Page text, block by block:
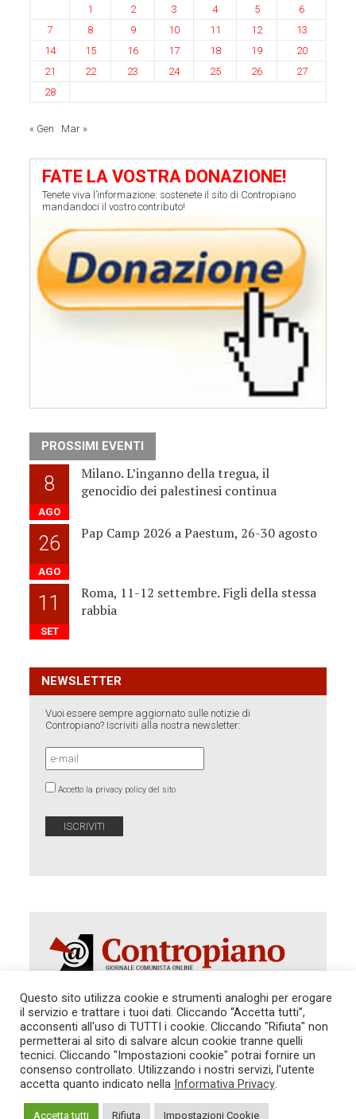
1 2 3 4 5
6
7
8 9 10 11 12
13
14
15 16 17 18 19
20
21
22 23 24 25 26
27
28
« Gen Mar »
FATE LA VOSTRA DONAZIONE!
Tenete viva l’informazione: sostenete il sito di Contropiano
mandandoci il vostro contributo!
PROSSIMI EVENTI
8
AGO
Milano. L’inganno della tregua, il
genocidio dei palestinesi continua
26
AGO
Pap Camp 2026 a Paestum, 26-30 agosto
11
SET
Roma, 11-12 settembre. Figli della stessa
rabbia
NEWSLETTER
Vuoi essere sempre aggiornato sulle notizie di
Contropiano? Iscriviti alla nostra newsletter:
Accetto la privacy policy del sito
Autorizzazione del Tribunale di Roma 286 del 31
dicembre 2014. Direttore Responsabile: Sergio
Cararo. Indirizzo: V.Casalbruciato 27- sc. B - 00159
Roma -
Tel. 06.640.122.19 -redazione@contropiano.org
TG CONTROPIANO
LINK CONSIGLIATI
Questo sito utilizza cookie e strumenti analoghi per erogare
il servizio e trattare i tuoi dati. Cliccando “Accetta tutti”,
acconsenti all'uso di TUTTI i cookie. Cliccando "Rifiuta" non
permetterai al sito di salvare alcun cookie tranne quelli
tecnici. Cliccando "Impostazioni cookie" potrai fornire un
consenso controllato. Utilizzando i nostri servizi, l'utente
accetta quanto indicato nella Informativa Privacy.
Accetta tutti Rifiuta Impostazioni Cookie